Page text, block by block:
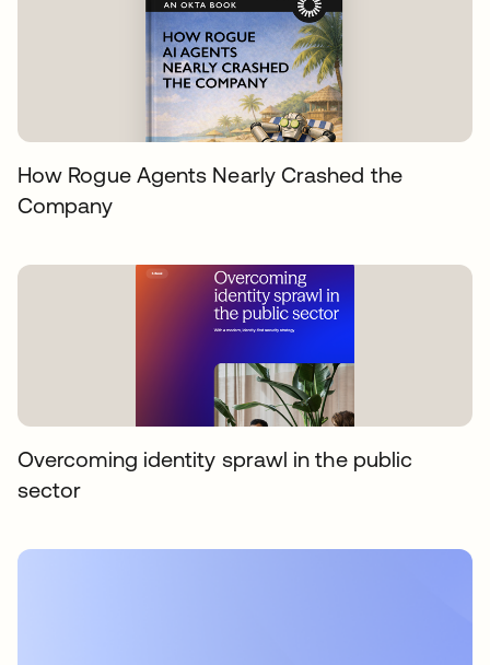
How Rogue Agents Nearly Crashed the
Company
Overcoming identity sprawl in the public
sector